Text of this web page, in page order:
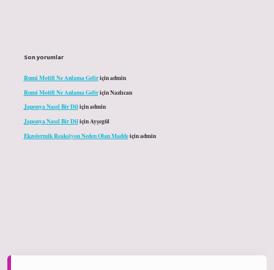
Son yorumlar
Rumi Motifi Ne Anlama Geliriçinadmin
Rumi Motifi Ne Anlama GeliriçinNazlıcan
Japonya Nasıl Bir Diliçinadmin
Japonya Nasıl Bir DiliçinAyşegül
Ekzotermik Reaksiyon Neden Olan Maddeiçinadmin